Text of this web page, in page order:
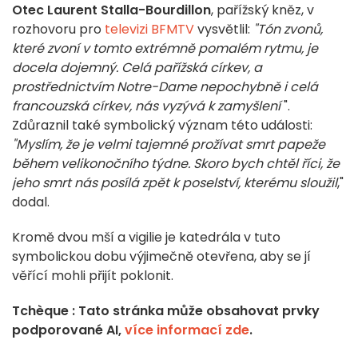
Otec Laurent Stalla-Bourdillon, pařížský kněz, v
rozhovoru pro televizi BFMTVvysvětlil: "Tón zvonů,
které zvoní v tomto extrémně pomalém rytmu, je
docela dojemný. Celá pařížská církev, a
prostřednictvím Notre-Dame nepochybně i celá
francouzská církev, nás vyzývá k zamyšlení".
Zdůraznil také symbolický význam této události:
"Myslím, že je velmi tajemné prožívat smrt papeže
během velikonočního týdne. Skoro bych chtěl říci, že
jeho smrt nás posílá zpět k poselství, kterému sloužil,"
dodal.
Kromě dvou mší a vigilie je katedrála v tuto
symbolickou dobu výjimečně otevřena, aby se jí
věřící mohli přijít poklonit.
Tchèque : Tato stránka může obsahovat prvky
podporované AI,více informací zde.